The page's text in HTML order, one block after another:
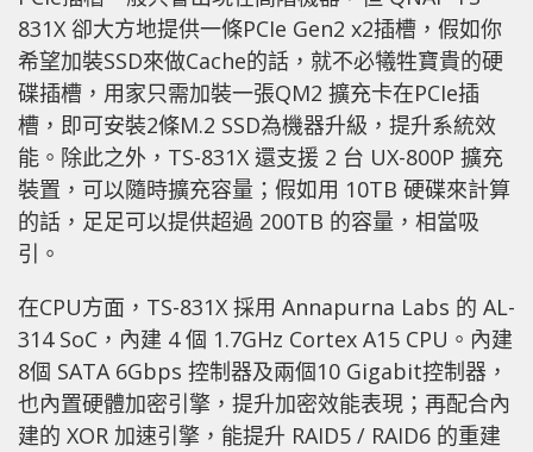
831X 卻大方地提供一條PCIe Gen2 x2插槽，假如你
希望加裝SSD來做Cache的話，就不必犧牲寶貴的硬
碟插槽，用家只需加裝一張QM2 擴充卡在PCIe插
槽，即可安裝2條M.2 SSD為機器升級，提升系統效
能。除此之外，TS-831X 還支援 2 台 UX-800P 擴充
裝置，可以隨時擴充容量；假如用 10TB 硬碟來計算
的話，足足可以提供超過 200TB 的容量，相當吸
引。
在CPU方面，TS-831X 採用 Annapurna Labs 的 AL-
314 SoC，內建 4 個 1.7GHz Cortex A15 CPU。內建
8個 SATA 6Gbps 控制器及兩個10 Gigabit控制器，
也內置硬體加密引擎，提升加密效能表現；再配合內
建的 XOR 加速引擎，能提升 RAID5 / RAID6 的重建